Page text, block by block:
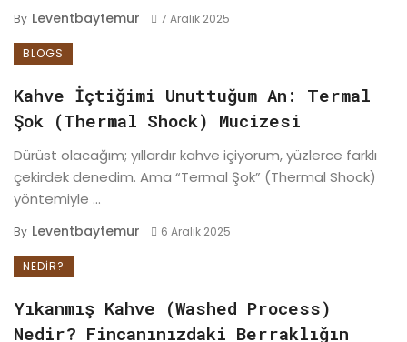
By Leventbaytemur 7 Aralık 2025
BLOGS
Kahve İçtiğimi Unuttuğum An: Termal
Şok (Thermal Shock) Mucizesi
Dürüst olacağım; yıllardır kahve içiyorum, yüzlerce farklı
çekirdek denedim. Ama “Termal Şok” (Thermal Shock)
yöntemiyle ...
By Leventbaytemur 6 Aralık 2025
NEDIR?
Yıkanmış Kahve (Washed Process)
Nedir? Fincanınızdaki Berraklığın